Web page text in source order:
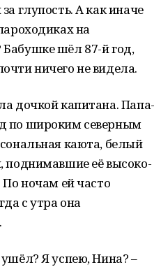
глупость. А как иначе
на
шёл 87-й год,
ничего не видела.
дочкой капитана. Папа-
по широким северным
каюта, белый
поднимавшие её высоко-
ночам ей часто
с утра она
Я успею, Нина? –